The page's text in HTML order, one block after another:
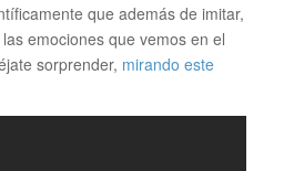
que además de imitar,
emociones que vemos en el
sorprender, mirando este